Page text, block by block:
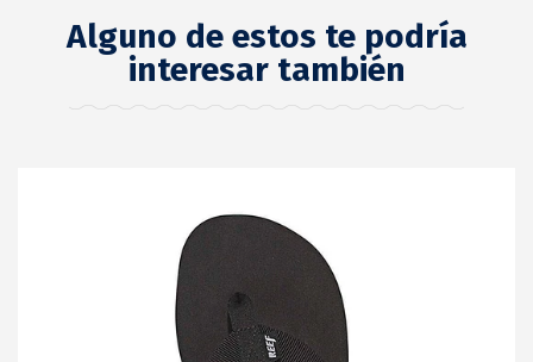
Alguno de estos te podría
interesar también